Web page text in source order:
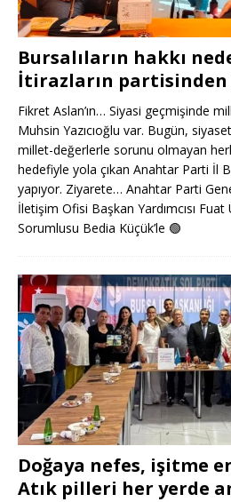
Bursalıların hakkı
İtirazların partisinden
Fikret Aslan’ın… Siyasi geçmişinde
Muhsin Yazıcıoğlu var. Bugün,
millet-değerlerle sorunu olmayan
hedefiyle yola çıkan Anahtar Parti İl
yapıyor. Ziyarete… Anahtar Parti
İletişim Ofisi Başkan Yardımcısı
Sorumlusu Bedia Küçük’le 🟢
Doğaya nefes, işitme
Atık pilleri her yerde